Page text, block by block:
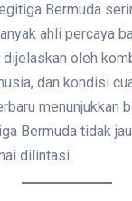
Bermuda
ahli percaya
oleh
dan kondisi
menunjukkan
Bermuda tidak
dilintasi.